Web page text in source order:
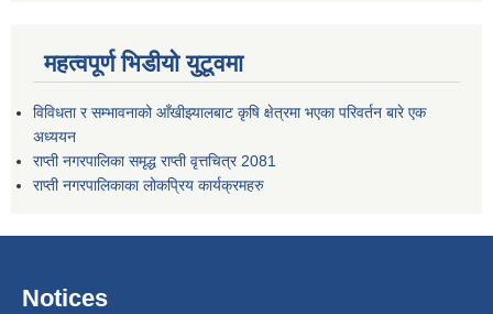
महत्वपूर्ण भिडीयो युटूवमा
विविधता र सम्भावनाको आँखीझ्यालबाट कृषि क्षेत्रमा भएका परिवर्तन बारे एक
अध्ययन
राप्ती नगरपालिका समृद्ध राप्ती वृत्तचित्र 2081
राप्ती नगरपालिकाका लोकप्रिय कार्यक्रमहरु
Notices